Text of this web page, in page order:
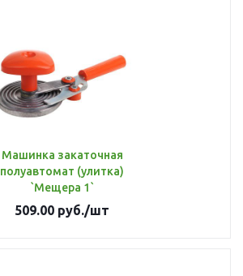
Машинка закаточная
полуавтомат (улитка)
`Мещера 1`
509.00 руб./шт